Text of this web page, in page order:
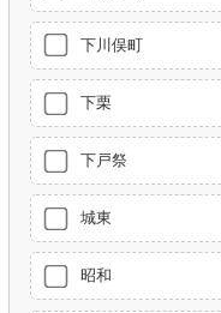
下川俣町
下栗
下戸祭
城東
昭和